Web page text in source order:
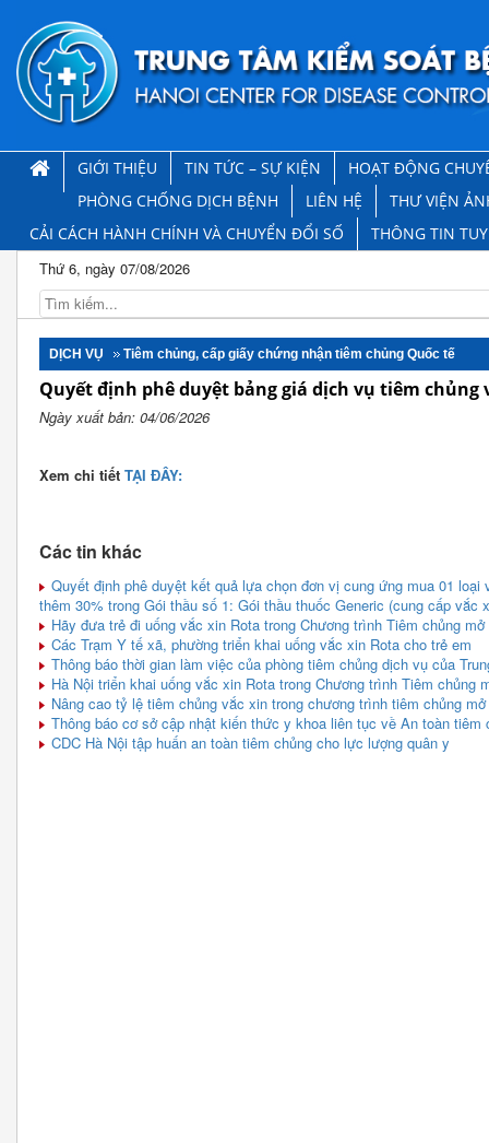
GIỚI THIỆU TIN TỨC – SỰ KIỆN
HOẠT ĐỘNG
PHÒNG CHỐNG DỊCH BỆNH
LIÊN HỆ
THƯ VIỆN
CẢI CÁCH HÀNH CHÍNH VÀ CHUYỂN ĐỔI SỐ
THÔNG TIN
Thứ 6, ngày 07/08/2026
DỊCH VỤ Tiêm chủng, cấp giấy chứng nhận tiêm chủng Quốc tế
Quyết định phê duyệt bảng giá dịch vụ tiêm chủng
Ngày xuất bản: 04/06/2026
Xem chi tiết TẠI ĐÂY:
Các tin khác
Quyết định phê duyệt kết quả lựa chọn đơn vị cung ứng mua 01
thêm 30% trong Gói thầu số 1: Gói thầu thuốc Generic (cung cấp vắc
Hãy đưa trẻ đi uống vắc xin Rota trong Chương trình Tiêm chủng
Các Trạm Y tế xã, phường triển khai uống vắc xin Rota cho trẻ em
Thông báo thời gian làm việc của phòng tiêm chủng dịch vụ của
Hà Nội triển khai uống vắc xin Rota trong Chương trình Tiêm chủng
Nâng cao tỷ lệ tiêm chủng vắc xin trong chương trình tiêm chủng mở
Thông báo cơ sở cập nhật kiến thức y khoa liên tục về An toàn tiêm
CDC Hà Nội tập huấn an toàn tiêm chủng cho lực lượng quân y